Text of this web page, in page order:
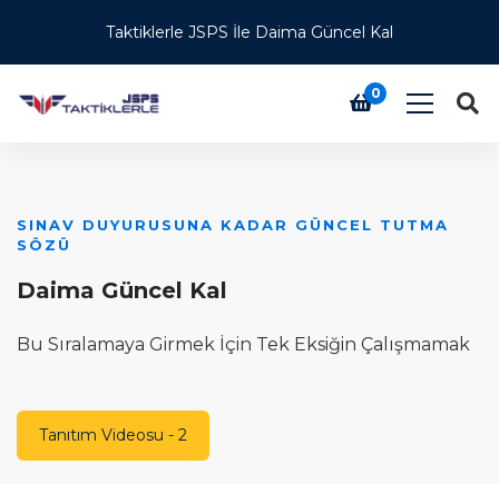
Taktiklerle JSPS İle Daima Güncel Kal
0
SINAV DUYURUSUNA KADAR GÜNCEL TUTMA
SÖZÜ
Daima Güncel Kal
Bu Sıralamaya Girmek İçin Tek Eksiğin Çalışmamak
Tanıtım Videosu - 2